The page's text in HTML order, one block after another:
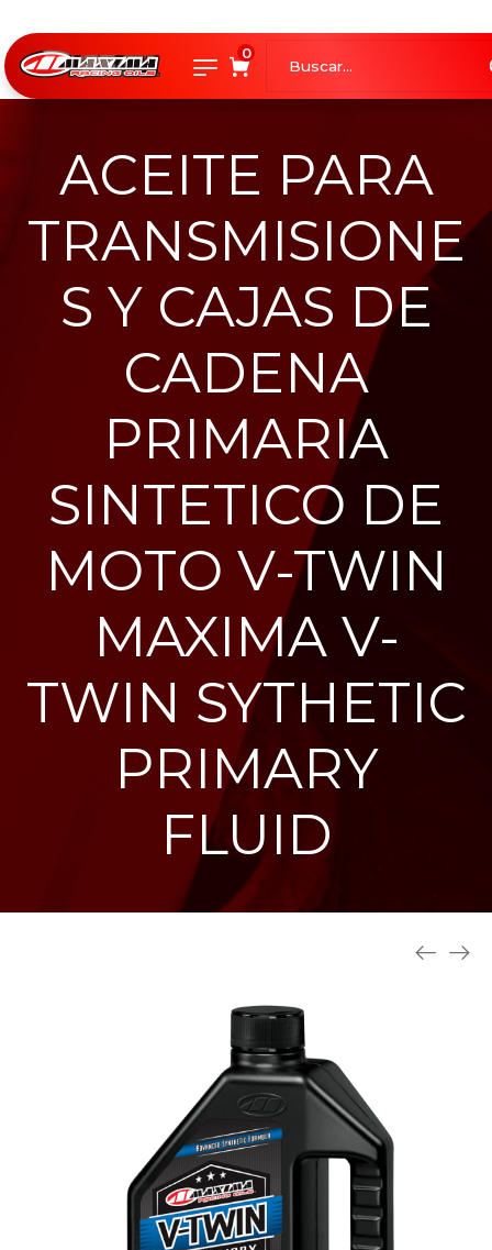
0
ACEITE PARA
TRANSMISIONE
S Y CAJAS DE
CADENA
PRIMARIA
SINTETICO DE
MOTO V-TWIN
MAXIMA V-
TWIN SYTHETIC
PRIMARY
FLUID